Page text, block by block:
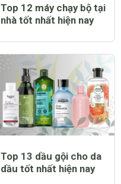
Top 12 máy chạy bộ tại
nhà tốt nhất hiện nay
Top 13 dầu gội cho da
dầu tốt nhất hiện nay